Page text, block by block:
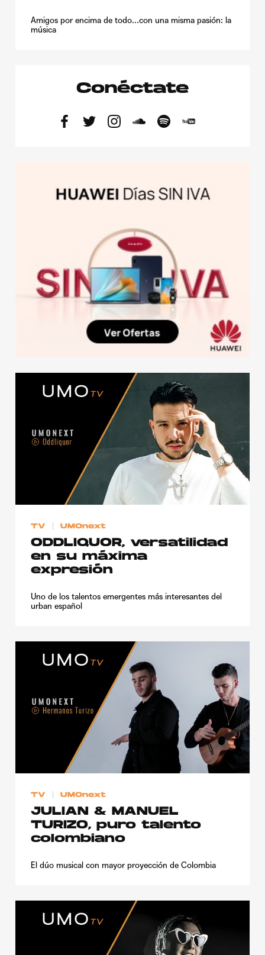
Amigos por encima de todo...con una misma pasión: la
música
Conéctate
TV UMOnext
ODDLIQUOR, versatilidad
en su máxima
expresión
Uno de los talentos emergentes más interesantes del
urban español
TV UMOnext
JULIAN & MANUEL
TURIZO, puro talento
colombiano
El dúo musical con mayor proyección de Colombia